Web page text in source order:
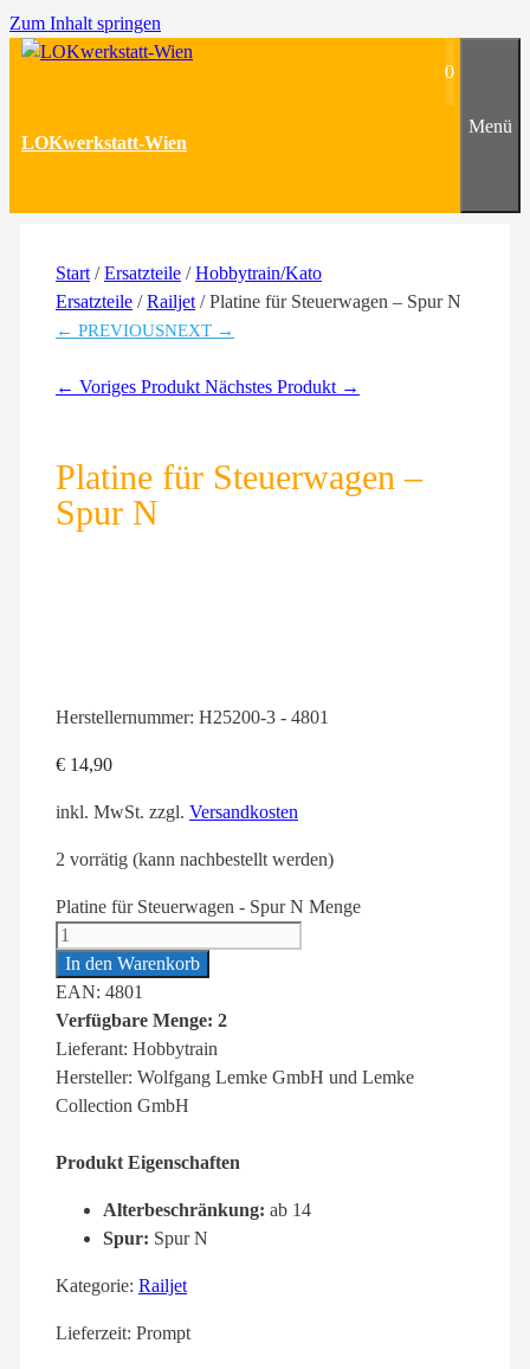
Zum Inhalt springen
LOKwerkstatt-Wien
0
Menü
Start /Ersatzteile /Hobbytrain/Kato
Ersatzteile /Railjet / Platine für Steuerwagen – Spur N
← PREVIOUSNEXT →
← Voriges Produkt Nächstes Produkt →
Platine für Steuerwagen –
Spur N
Herstellernummer: H25200-3 - 4801
€ 14,90
inkl. MwSt. zzgl. Versandkosten
2 vorrätig (kann nachbestellt werden)
Platine für Steuerwagen - Spur N Menge
In den Warenkorb
EAN: 4801
Verfügbare Menge: 2
Lieferant: Hobbytrain
Hersteller: Wolfgang Lemke GmbH und Lemke
Collection GmbH
Produkt Eigenschaften
Alterbeschränkung: ab 14
Spur: Spur N
Kategorie: Railjet
Lieferzeit: Prompt